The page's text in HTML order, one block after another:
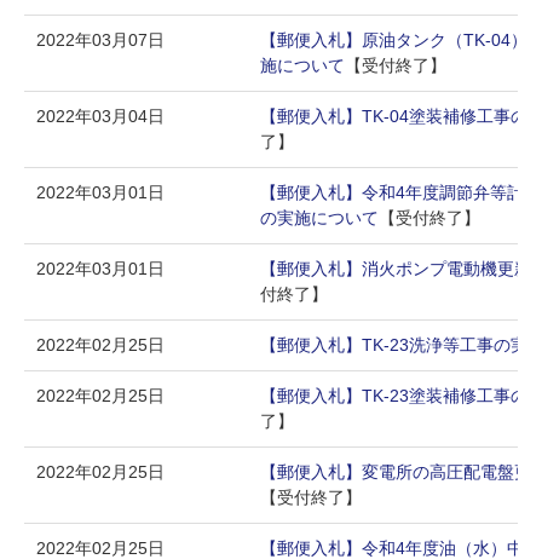
2022年03月07日
【郵便入札】原油タンク（TK-04）
施について 【受付終了】
2022年03月04日
【郵便入札】TK-04塗装補修工事の
了】
2022年03月01日
【郵便入札】令和4年度調節弁等計
の実施について 【受付終了】
2022年03月01日
【郵便入札】消火ポンプ電動機更新
付終了】
2022年02月25日 【郵便入札】TK-23洗浄等工事の実
2022年02月25日
【郵便入札】TK-23塗装補修工事の
了】
2022年02月25日
【郵便入札】変電所の高圧配電盤更
【受付終了】
2022年02月25日
【郵便入札】令和4年度油（水）中